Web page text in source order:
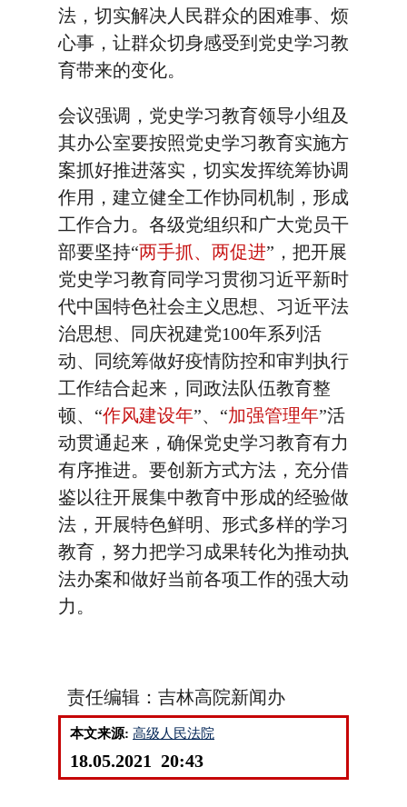
法，切实解决人民群众的困难事、烦
心事，让群众切身感受到党史学习教
育带来的变化。
会议强调，党史学习教育领导小组及
其办公室要按照党史学习教育实施方
案抓好推进落实，切实发挥统筹协调
作用，建立健全工作协同机制，形成
工作合力。各级党组织和广大党员干
部要坚持“两手抓、两促进”，把开展
党史学习教育同学习贯彻习近平新时
代中国特色社会主义思想、习近平法
治思想、同庆祝建党100年系列活
动、同统筹做好疫情防控和审判执行
工作结合起来，同政法队伍教育整
顿、“作风建设年”、“加强管理年”活
动贯通起来，确保党史学习教育有力
有序推进。要创新方式方法，充分借
鉴以往开展集中教育中形成的经验做
法，开展特色鲜明、形式多样的学习
教育，努力把学习成果转化为推动执
法办案和做好当前各项工作的强大动
力。
责任编辑：吉林高院新闻办
本文来源: 高级人民法院
18.05.2021 20:43